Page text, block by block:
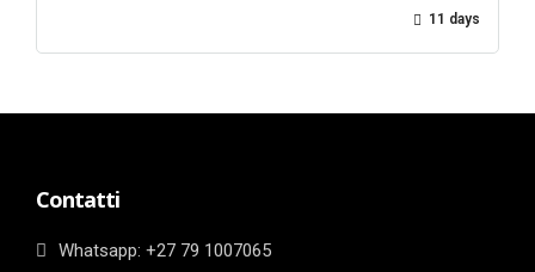
11 days
Contatti
Whatsapp: ‎+27 79 1007065